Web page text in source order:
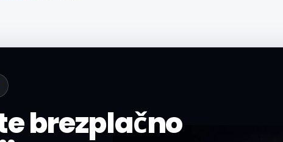
brezplačno